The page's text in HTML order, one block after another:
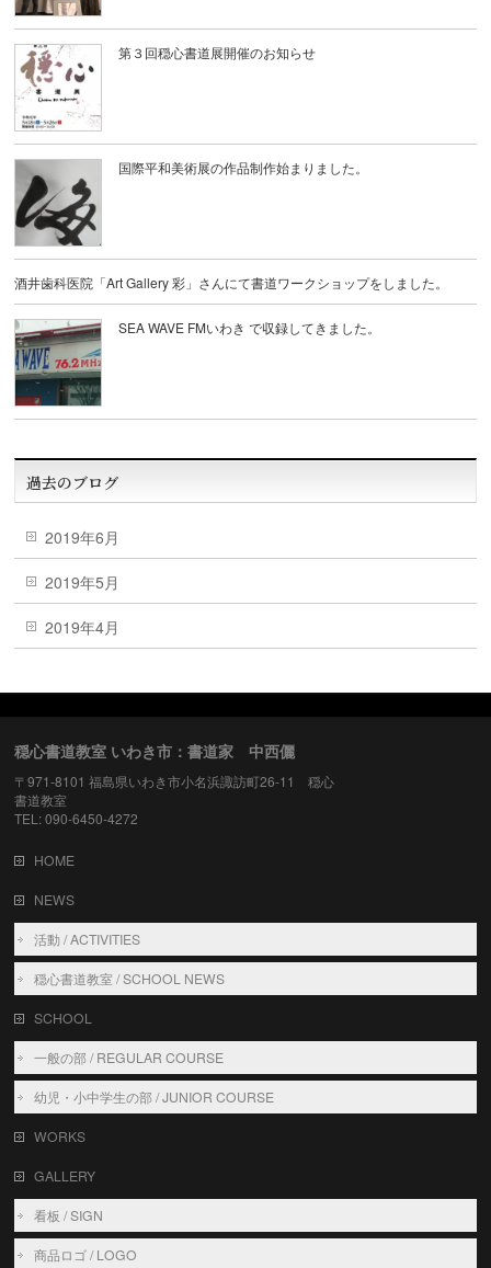
第３回穏心書道展開催のお知らせ
国際平和美術展の作品制作始まりました。
酒井歯科医院「Art Gallery 彩」さんにて書道ワークショップをしました。
SEA WAVE FMいわき で収録してきました。
過去のブログ
2019年6月
2019年5月
2019年4月
穏心書道教室 いわき市：書道家 中西儷
〒971-8101 福島県いわき市小名浜諏訪町26-11 穏心
書道教室
TEL: 090-6450-4272
HOME
NEWS
活動 / ACTIVITIES
穏心書道教室 / SCHOOL NEWS
SCHOOL
一般の部 / REGULAR COURSE
幼児・小中学生の部 / JUNIOR COURSE
WORKS
GALLERY
看板 / SIGN
商品ロゴ / LOGO